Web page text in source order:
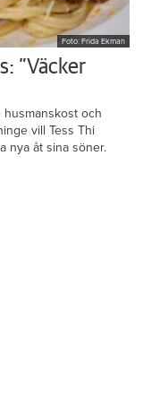
Foto: Frida Ekman
”Väcker
husmanskost och
vill Tess Thi
nya åt sina söner.